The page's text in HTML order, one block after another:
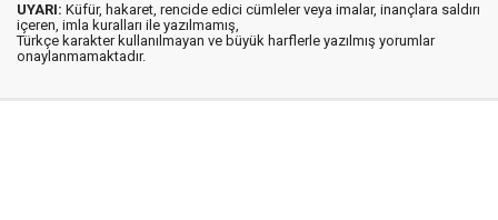
UYARI: Küfür, hakaret, rencide edici cümleler veya imalar, inançlara saldırı
içeren, imla kuralları ile yazılmamış,
Türkçe karakter kullanılmayan ve büyük harflerle yazılmış yorumlar
onaylanmamaktadır.